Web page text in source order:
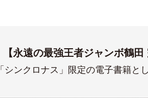
【永遠の最強王者ジャンボ鶴田
「シンクロナス」限定の電子書籍と